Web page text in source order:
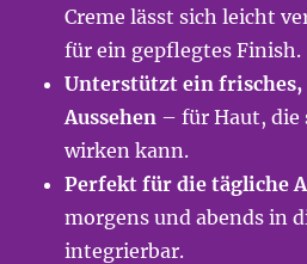
Creme lässt sich leicht
für ein gepflegtes Finish.
Unterstützt ein frisches,
Aussehen – für Haut,
wirken kann.
Perfekt für die tägliche
morgens und abends in
integrierbar.